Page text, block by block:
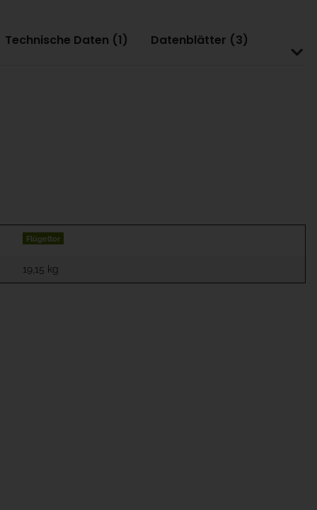
Technische Daten (1) Datenblätter (3)
Flügeltor
19,15 kg